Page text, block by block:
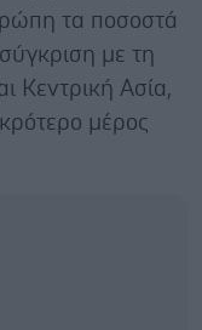
τα ποσοστά
με τη
Κεντρική Ασία,
μέρος